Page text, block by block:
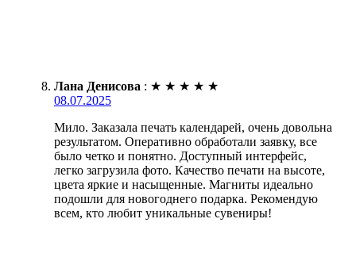
Лана Денисова : ★ ★ ★ ★ ★
08.07.2025
Мило. Заказала печать календарей, очень довольна
результатом. Оперативно обработали заявку, все
было четко и понятно. Доступный интерфейс,
легко загрузила фото. Качество печати на высоте,
цвета яркие и насыщенные. Магниты идеально
подошли для новогоднего подарка. Рекомендую
всем, кто любит уникальные сувениры!